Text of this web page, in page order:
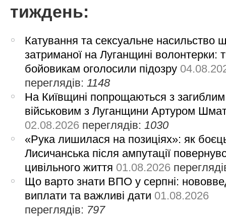
тиждень:
Катування та сексуальне насильство
затриманої на Луганщині волонтерки:
бойовикам оголосили підозру
переглядів:1148
На Київщині попрощаються з загиблим
військовим з Луганщини Артуром
02.08.2026 переглядів:1030
«Рука лишилася на позиціях»: як
Лисичанська після ампутації
цивільного життя 01.08.2026
Що варто знати ВПО у серпні:
виплати та важливі дати 01.08.2026
переглядів: 797